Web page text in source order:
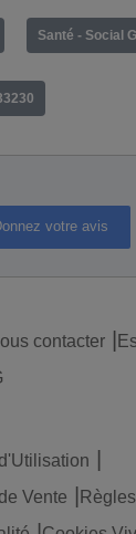
Santé - Social
votre avis
contacter
Vente